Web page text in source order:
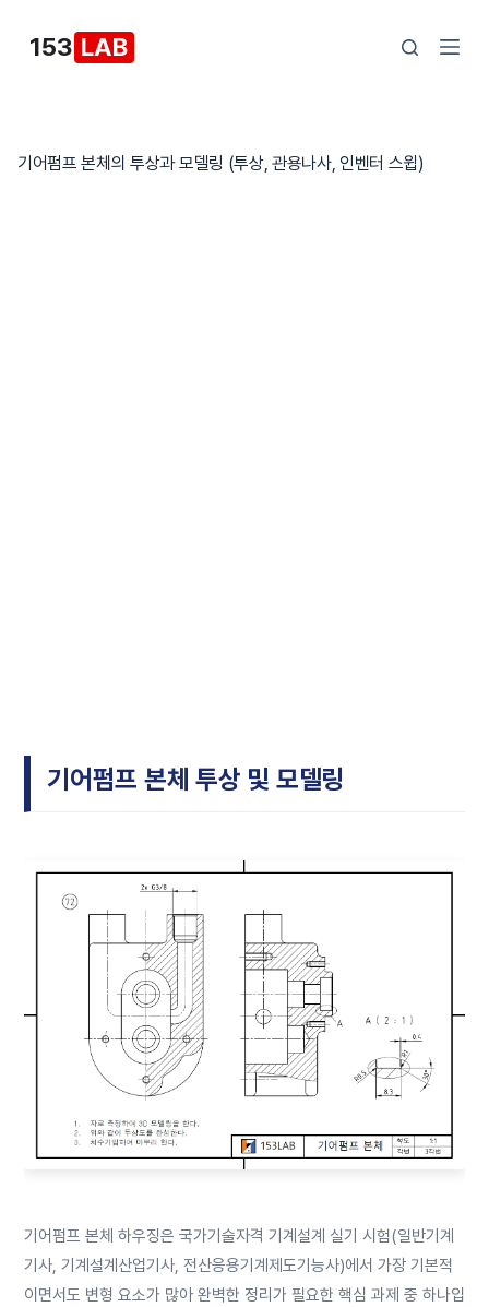
153 LAB
기어펌프 본체의 투상과 모델링 (투상, 관용나사, 인벤터 스윕)
기어펌프 본체 투상 및 모델링
기어펌프 본체 하우징은 국가기술자격 기계설계 실기 시험(일반기계
기사, 기계설계산업기사, 전산응용기계제도기능사)에서 가장 기본적
이면서도 변형 요소가 많아 완벽한 정리가 필요한 핵심 과제 중 하나입